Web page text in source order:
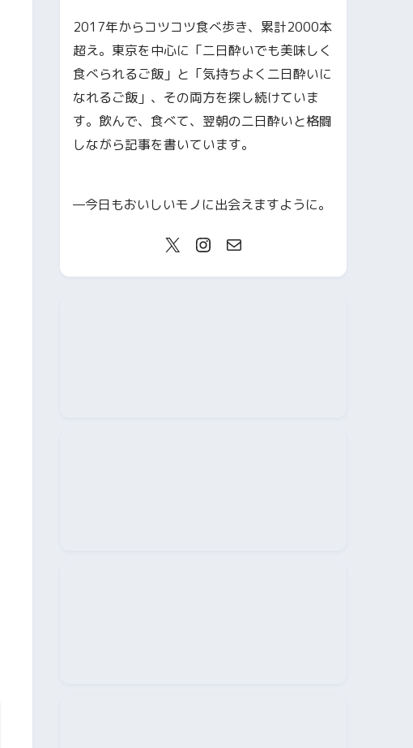
2017年からコツコツ食べ歩き、累計2000本
超え。東京を中心に「二日酔いでも美味しく
食べられるご飯」と「気持ちよく二日酔いに
なれるご飯」、その両方を探し続けていま
す。飲んで、食べて、翌朝の二日酔いと格闘
しながら記事を書いています。
—今日もおいしいモノに出会えますように。